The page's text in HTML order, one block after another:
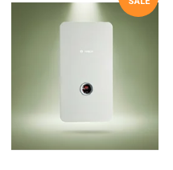
ervoor te zorgen dat
Wat onderhoud
boiler is het belangrijk